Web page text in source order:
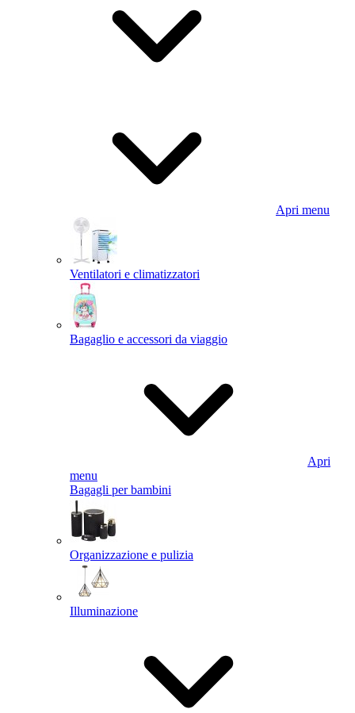
Apri menu
Ventilatori e climatizzatori
Bagaglio e accessori da viaggio
Apri
menu
Bagagli per bambini
Organizzazione e pulizia
Illuminazione